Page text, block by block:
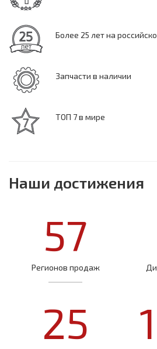
Более 25 лет на
Запчасти в наличии
ТОП 7 в мире
Наши достижения
57
Регионов продаж
25